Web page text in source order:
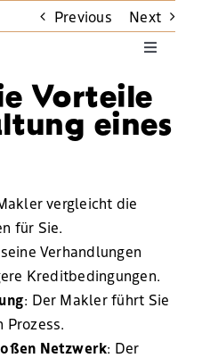
Toggle
Previous Next
Vorteile
eines
vergleicht die
für Sie.
Verhandlungen
Kreditbedingungen.
: Der Makler führt Sie
Prozess.
Netzwerk: Der